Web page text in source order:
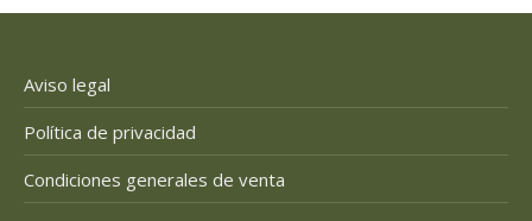
Aviso legal
Política de privacidad
Condiciones generales de venta